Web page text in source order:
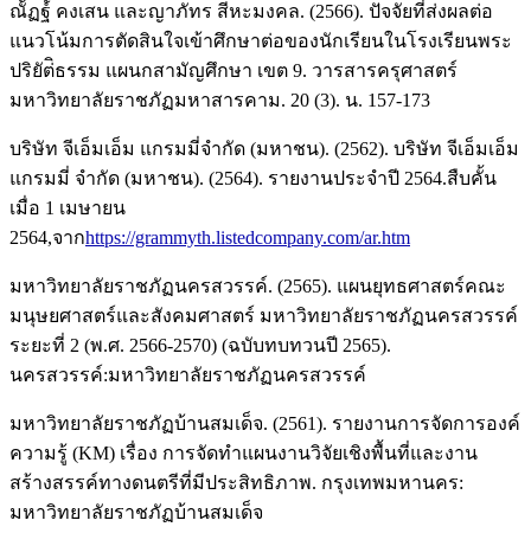
ณััฏฐ์์ คงเสน และญาภัทร สีหะมงคล. (2566). ปัจจัยที่่ส่งผลต่อ
แนวโน้มการตัดสินใจเข้าศึกษาต่อของนักเรียนในโรงเรียนพระ
ปริยัต่ิธรรม แผนกสามัญศึกษา เขต 9. วารสารครุศาสตร์
มหาวิทยาลัยราชภัฏมหาสารคาม. 20 (3). น. 157-173
บริษัท จีเอ็มเอ็ม แกรมมี่จำกัด (มหาชน). (2562). บริษัท จีเอ็มเอ็ม
แกรมมี่ จำกัด (มหาชน). (2564). รายงานประจำปี 2564.สืบคั้น
เมื่อ 1 เมษายน
2564,จากhttps://grammyth.listedcompany.com/ar.htm
มหาวิทยาลัยราชภัฏนครสวรรค์. (2565). แผนยุทธศาสตร์คณะ
มนุษยศาสตร์และสังคมศาสตร์ มหาวิทยาลัยราชภัฏนครสวรรค์
ระยะที่ 2 (พ.ศ. 2566-2570) (ฉบับทบทวนปี 2565).
นครสวรรค์:มหาวิทยาลัยราชภัฏนครสวรรค์
มหาวิทยาลัยราชภัฏบ้านสมเด็จ. (2561). รายงานการจัดการองค์
ความรู้ (KM) เรื่อง การจัดทำแผนงานวิจัยเชิงพื้นที่และงาน
สร้างสรรค์ทางดนตรีที่มีประสิทธิภาพ. กรุงเทพมหานคร:
มหาวิทยาลัยราชภัฏบ้านสมเด็จ